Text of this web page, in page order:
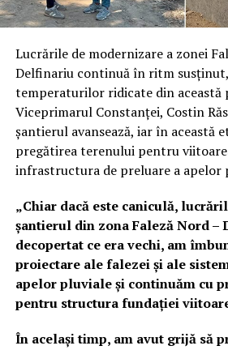
Lucrările de modernizare a zonei
Delfinariu continuă în ritm
temperaturilor ridicate din această
Viceprimarul Constanței, Costin
șantierul avansează, iar în această
pregătirea terenului pentru
infrastructura de preluare a apelor
„Chiar dacă este caniculă,
șantierul din zona Faleză Nord –
decopertat ce era vechi, am
proiectare ale falezei și ale
apelor pluviale și continuăm cu
pentru structura fundației
În același timp, am avut grijă să